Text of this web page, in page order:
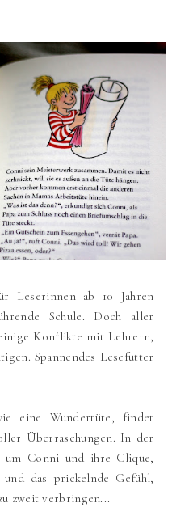
Leserinnen ab 10 Jahren
Schule. Doch aller
Konflikte mit Lehrern,
Spannendes Lesefutter
eine Wundertüte, findet
Überraschungen. In der
Conni und ihre Clique,
das prickelnde Gefühl,
zweit verbringen...